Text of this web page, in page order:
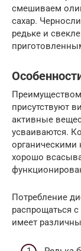
смешиваем
сахар.
редьке и
Преимуществом
присутствуют
активные
усваиваются.
хорошо
Потребление
распрощаться
имеет